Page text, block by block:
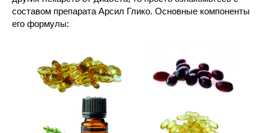
составом препарата Арсил Глико. Основные компоненты
его формулы: